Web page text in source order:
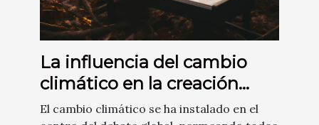
La influencia del cambio
climático en la creación
musical
El cambio climático se ha instalado en el